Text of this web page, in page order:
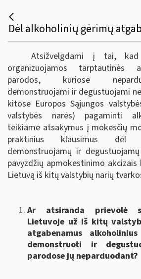
Atsižvelgdami į tai,
organizuojamos tarptautinės
parodos, kuriose
demonstruojami ir degustuojami
kitose Europos Sąjungos
valstybės narės) pagaminti
teikiame atsakymus į mokesčių
praktinius klausimus dėl
demonstruojamų ir
pavyzdžių apmokestinimo
Lietuvą iš kitų valstybių narių
Ar atsiranda prievolė
Lietuvoje už iš kitų
atgabenamus
demonstruoti ir
parodose jų neparduodant?